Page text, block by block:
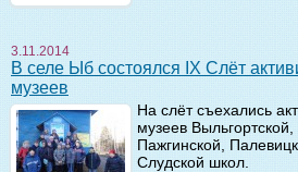
3.11.2014
В селе Ыб состоялся IX Слёт активистов школьных
музеев
На слёт съехались
музеев Выльгортской,
Пажгинской,
Слудской школ.